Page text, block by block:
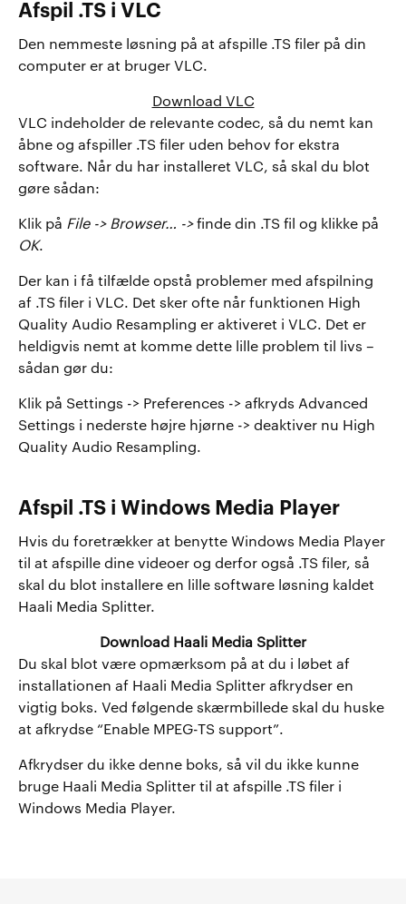
Afspil .TS i VLC
Den nemmeste løsning på at afspille .TS filer på din
computer er at bruger VLC.
Download VLC
VLC indeholder de relevante codec, så du nemt kan
åbne og afspiller .TS filer uden behov for ekstra
software. Når du har installeret VLC, så skal du blot
gøre sådan:
Klik på File -> Browser… ->finde din .TS fil og klikke på
OK.
Der kan i få tilfælde opstå problemer med afspilning
af .TS filer i VLC. Det sker ofte når funktionen High
Quality Audio Resampling er aktiveret i VLC. Det er
heldigvis nemt at komme dette lille problem til livs –
sådan gør du:
Klik på Settings -> Preferences -> afkryds Advanced
Settings i nederste højre hjørne -> deaktiver nu High
Quality Audio Resampling.
Afspil .TS i Windows Media Player
Hvis du foretrækker at benytte Windows Media Player
til at afspille dine videoer og derfor også .TS filer, så
skal du blot installere en lille software løsning kaldet
Haali Media Splitter.
Download Haali Media Splitter
Du skal blot være opmærksom på at du i løbet af
installationen af Haali Media Splitter afkrydser en
vigtig boks. Ved følgende skærmbillede skal du huske
at afkrydse “Enable MPEG-TS support”.
Afkrydser du ikke denne boks, så vil du ikke kunne
bruge Haali Media Splitter til at afspille .TS filer i
Windows Media Player.